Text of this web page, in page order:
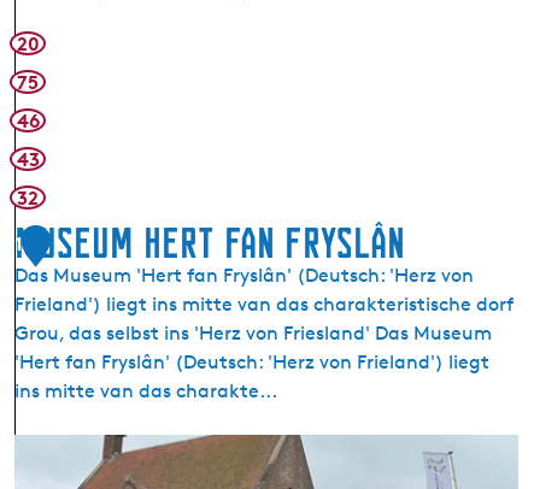
20
75
46
43
32
1
Museum Hert fan Fryslân
Das Museum 'Hert fan Fryslân' (Deutsch: 'Herz von
Frieland') liegt ins mitte van das charakteristische dorf
Grou, das selbst ins 'Herz von Friesland' Das Museum
'Hert fan Fryslân' (Deutsch: 'Herz von Frieland') liegt
ins mitte van das charakte...